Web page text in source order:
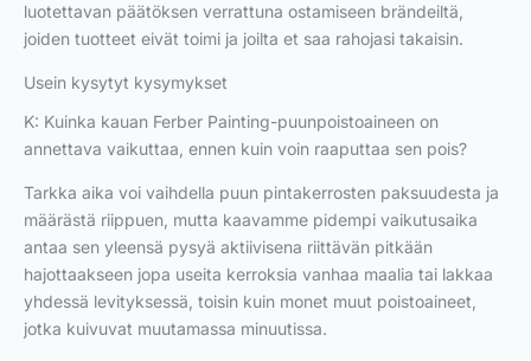
luotettavan päätöksen verrattuna ostamiseen brändeiltä,
joiden tuotteet eivät toimi ja joilta et saa rahojasi takaisin.
Usein kysytyt kysymykset
K: Kuinka kauan Ferber Painting-puunpoistoaineen on
annettava vaikuttaa, ennen kuin voin raaputtaa sen pois?
Tarkka aika voi vaihdella puun pintakerrosten paksuudesta ja
määrästä riippuen, mutta kaavamme pidempi vaikutusaika
antaa sen yleensä pysyä aktiivisena riittävän pitkään
hajottaakseen jopa useita kerroksia vanhaa maalia tai lakkaa
yhdessä levityksessä, toisin kuin monet muut poistoaineet,
jotka kuivuvat muutamassa minuutissa.